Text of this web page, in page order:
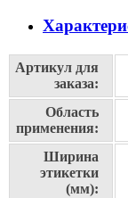
Артикул для
заказа:
Область
применения:
Ширина
этикетки
(мм):